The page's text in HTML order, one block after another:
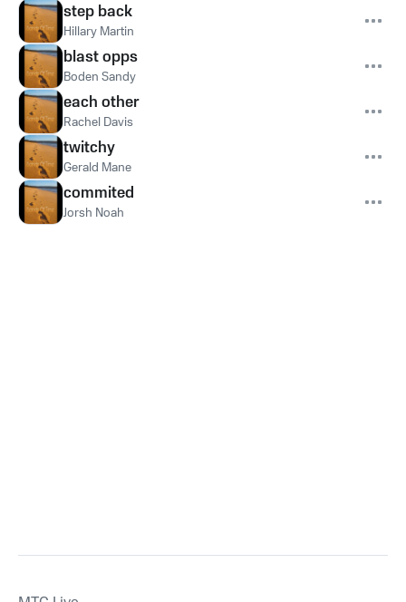
step back
Hillary Martin
blast opps
Boden Sandy
each other
Rachel Davis
twitchy
Gerald Mane
commited
Jorsh Noah